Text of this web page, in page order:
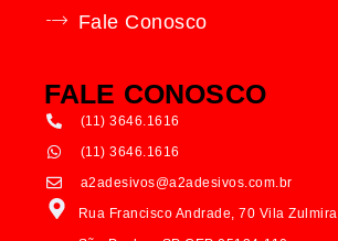
Fale Conosco
FALE CONOSCO
(11) 3646.1616
(11) 3646.1616
a2adesivos@a2adesivos.com.br
Rua Francisco Andrade, 70 Vila Zulmira